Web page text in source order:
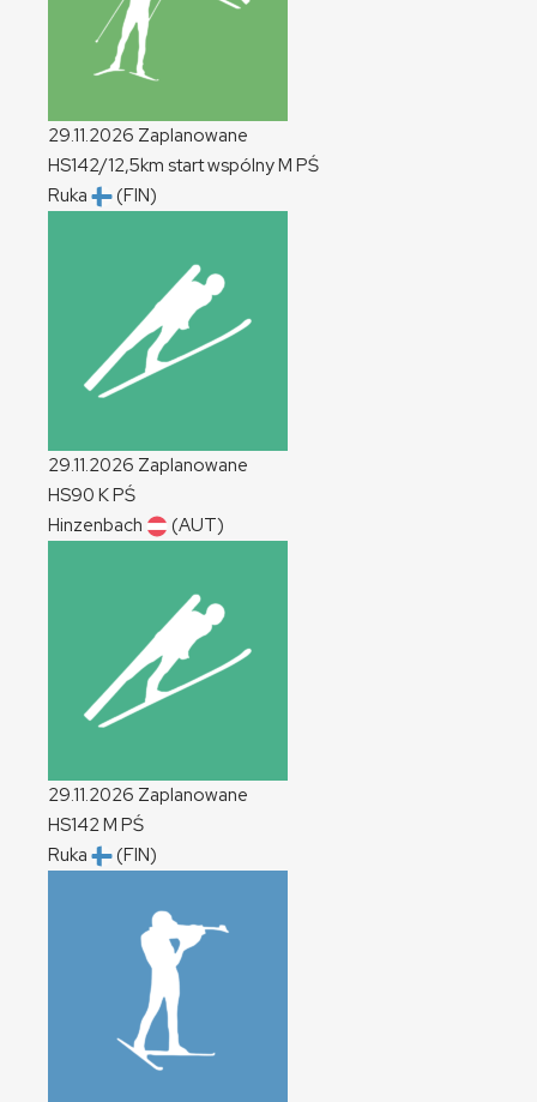
29.11.2026 Zaplanowane
HS142/12,5km start wspólnyM PŚ
Ruka
(FIN)
29.11.2026 Zaplanowane
HS90 KPŚ
Hinzenbach
(AUT)
29.11.2026 Zaplanowane
HS142M PŚ
Ruka
(FIN)